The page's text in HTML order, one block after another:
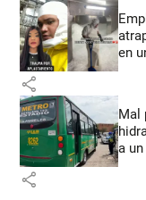
en
share
Mal
a
share